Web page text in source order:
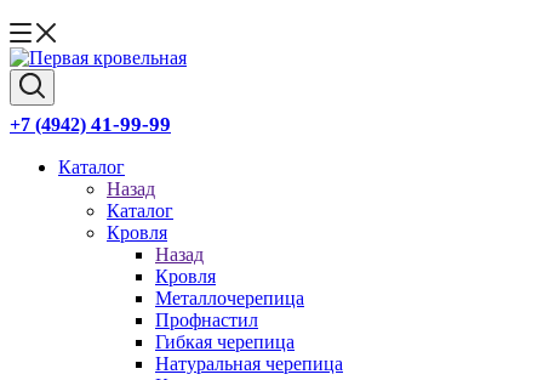
+7 (4942) 41-99-99
Каталог
Назад
Каталог
Кровля
Назад
Кровля
Металлочерепица
Профнастил
Гибкая черепица
Натуральная черепица